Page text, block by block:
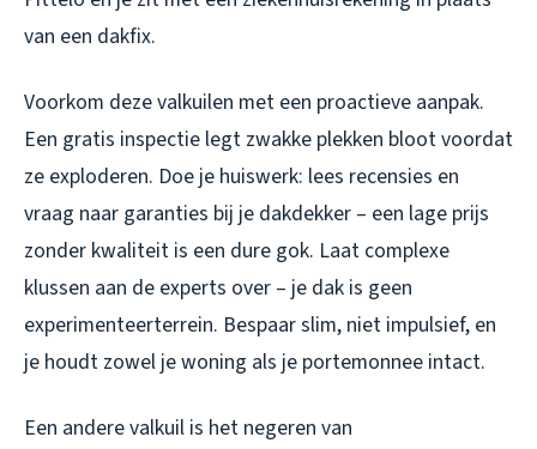
van een dakfix.
Voorkom deze valkuilen met een proactieve aanpak.
Een gratis inspectie legt zwakke plekken bloot voordat
ze exploderen. Doe je huiswerk: lees recensies en
vraag naar garanties bij je dakdekker – een lage prijs
zonder kwaliteit is een dure gok. Laat complexe
klussen aan de experts over – je dak is geen
experimenteerterrein. Bespaar slim, niet impulsief, en
je houdt zowel je woning als je portemonnee intact.
Een andere valkuil is het negeren van